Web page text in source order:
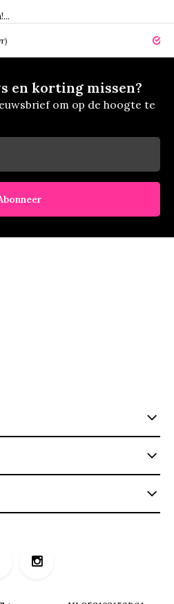
14 dagen
en korting missen?
om op de hoogte te